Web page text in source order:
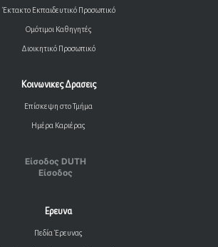
Έκτακτο Εκπαιδευτικό Προσωπικό
Ομότιμοι Καθηγητές
Διοικητικό Προσωπικό
Κοινωνικες Δρασεις
Επίσκεψη στο Τμήμα
Ημέρα Καριέρας
Είσοδος DUTH
Είσοδος
Ερευνα
Πεδία Έρευνας